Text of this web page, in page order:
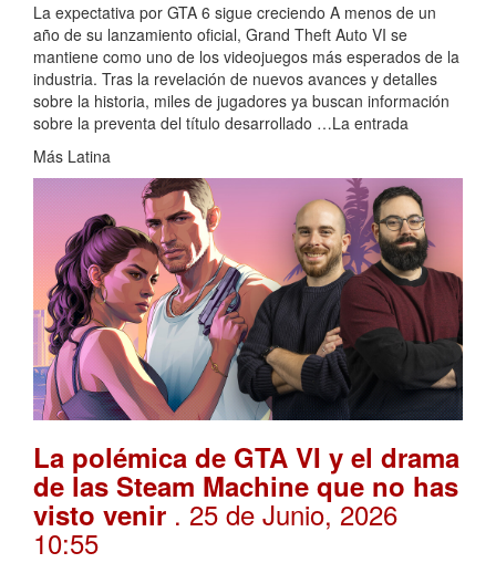
La expectativa por GTA 6 sigue creciendo A menos de un
año de su lanzamiento oficial, Grand Theft Auto VI se
mantiene como uno de los videojuegos más esperados de la
industria. Tras la revelación de nuevos avances y detalles
sobre la historia, miles de jugadores ya buscan información
sobre la preventa del título desarrollado …La entrada
Más Latina
La polémica de GTA VI y el drama
de las Steam Machine que no has
visto venir . 25 de Junio, 2026
10:55